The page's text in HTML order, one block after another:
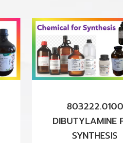
803222.0100
DIBUTYLAMINE
SYNTHESIS